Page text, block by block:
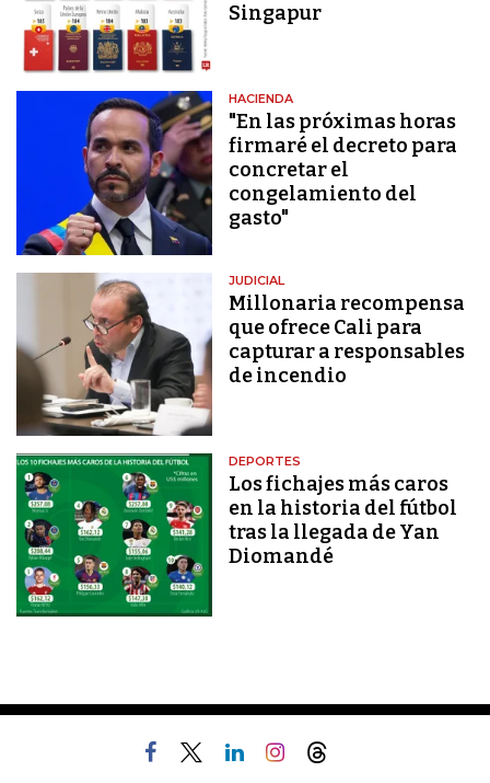
Singapur
HACIENDA
"En las próximas horas
firmaré el decreto para
concretar el
congelamiento del
gasto"
JUDICIAL
Millonaria recompensa
que ofrece Cali para
capturar a responsables
de incendio
DEPORTES
Los fichajes más caros
en la historia del fútbol
tras la llegada de Yan
Diomandé